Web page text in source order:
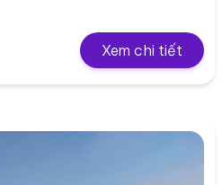
Xem chi tiết